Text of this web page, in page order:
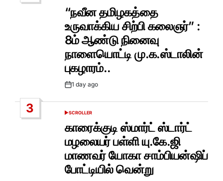
“நவீன தமிழகத்தை
உருவாக்கிய சிற்பி கலைஞர்” :
8ம் ஆண்டு நினைவு
நாளையொட்டி மு.க.ஸ்டாலின்
புகழாரம்..
Post1 day ago
3
POSTED
SCROLLER
காரைக்குடி ஸ்மார்ட் ஸ்டார்ட்
மழலையர் பள்ளி யு.கே.ஜி
மாணவர் யோகா சாம்பியன்ஷிப்
போட்டியில் வென்று